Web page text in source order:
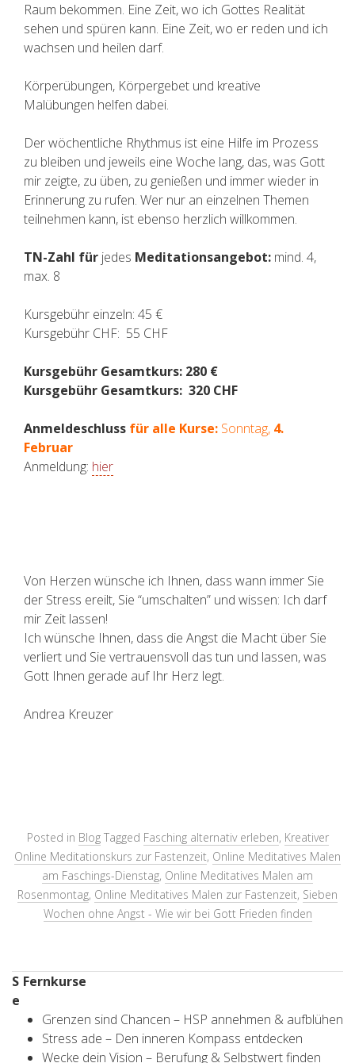
Raum bekommen. Eine Zeit, wo ich Gottes Realität
sehen und spüren kann. Eine Zeit, wo er reden und ich
wachsen und heilen darf.
Körperübungen, Körpergebet und kreative
Malübungen helfen dabei.
Der wöchentliche Rhythmus ist eine Hilfe im Prozess
zu bleiben und jeweils eine Woche lang, das, was Gott
mir zeigte, zu üben, zu genießen und immer wieder in
Erinnerung zu rufen. Wer nur an einzelnen Themen
teilnehmen kann, ist ebenso herzlich willkommen.
TN-Zahl für jedes Meditationsangebot: mind. 4,
max. 8
Kursgebühr einzeln: 45 €
Kursgebühr CHF: 55 CHF
Kursgebühr Gesamtkurs: 280 €
Kursgebühr Gesamtkurs: 320 CHF
Anmeldeschluss für alle Kurse: Sonntag, 4.
Februar
Anmeldung: hier
Von Herzen wünsche ich Ihnen, dass wann immer Sie
der Stress ereilt, Sie “umschalten” und wissen: Ich darf
mir Zeit lassen!
Ich wünsche Ihnen, dass die Angst die Macht über Sie
verliert und Sie vertrauensvoll das tun und lassen, was
Gott Ihnen gerade auf Ihr Herz legt.
Andrea Kreuzer
Posted in Blog Tagged Fasching alternativ erleben, Kreativer
Online Meditationskurs zur Fastenzeit, Online Meditatives Malen
am Faschings-Dienstag, Online Meditatives Malen am
Rosenmontag, Online Meditatives Malen zur Fastenzeit, Sieben
Wochen ohne Angst - Wie wir bei Gott Frieden finden
Fernkurse
Grenzen sind Chancen – HSP annehmen & aufblühen
Stress ade – Den inneren Kompass entdecken
Wecke dein Vision – Berufung & Selbstwert finden
S
e